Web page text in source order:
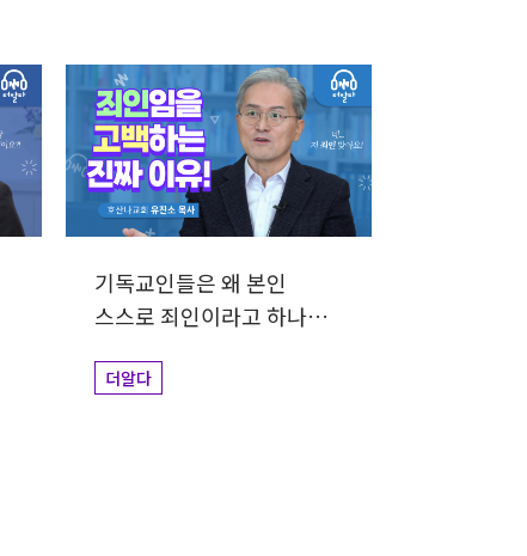
기독교인들은 왜 본인
스스로 죄인이라고 하나요?
더알다